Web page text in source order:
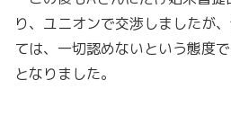
り、ユニオンで交渉しましたが
ては、一切認めないという態度
となりました。